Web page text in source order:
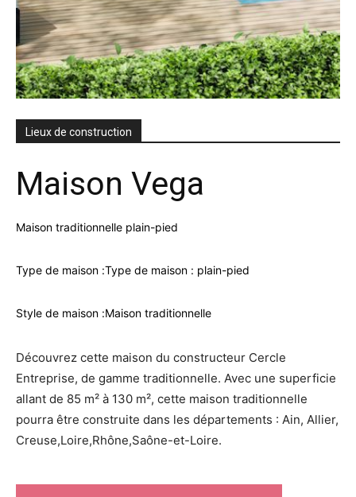
Lieux de construction
Maison Vega
Maison traditionnelle plain-pied
Type de maison :Type de maison : plain-pied
Style de maison :Maison traditionnelle
Découvrez cette maison du constructeur Cercle
Entreprise, de gamme traditionnelle. Avec une superficie
allant de 85 m² à 130 m², cette maison traditionnelle
pourra être construite dans les départements : Ain, Allier,
Creuse,Loire,Rhône,Saône-et-Loire.